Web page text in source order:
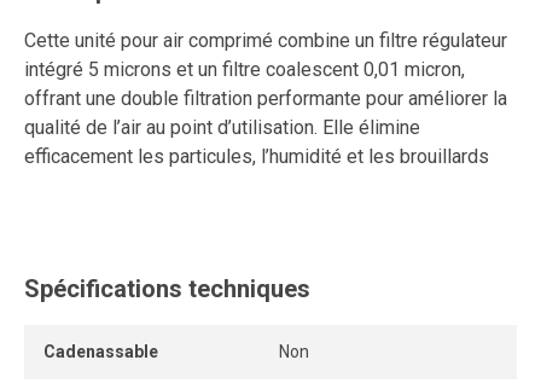
Cette unité pour air comprimé combine un filtre régulateur
intégré 5 microns et un filtre coalescent 0,01 micron,
offrant une double filtration performante pour améliorer la
qualité de l’air au point d’utilisation. Elle élimine
efficacement les particules, l’humidité et les brouillards
que le purgeur semi-automatique facilite l’évacuation des
simple et sécuritaire de la pression, et le manomètre
Spécifications techniques
Cadenassable Non